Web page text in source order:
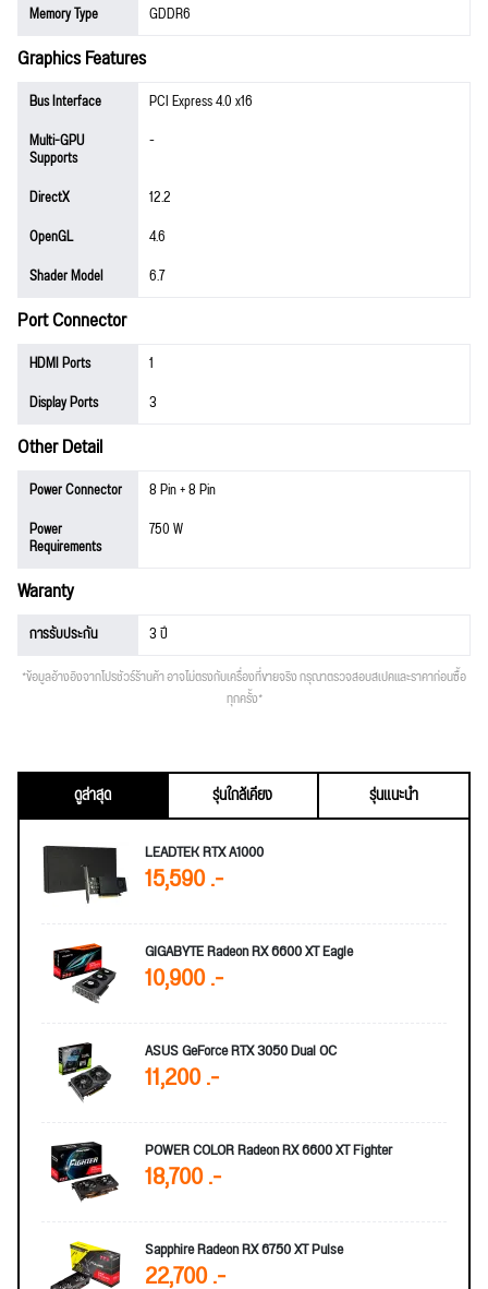
Memory Type
GDDR6
Graphics Features
Bus Interface
PCI Express 4.0 x16
Multi-GPU
Supports
-
DirectX
12.2
OpenGL
4.6
Shader Model
6.7
Port Connector
HDMI Ports
1
Display Ports
3
Other Detail
Power Connector
8 Pin + 8 Pin
Power
Requirements
750 W
Waranty
การรับประกัน 3 ปี
*ข้อมูลอ้างอิงจากโปรชัวร์ร้านค้า อาจไม่ตรงกับเครื่องที่ขายจริง กรุณาตรวจสอบสเปคและราคาก่อนซื้อ
ทุกครั้ง*
ดูล่าสุด รุ่นใกล้เคียง
รุ่นแนะนำ
LEADTEK RTX A1000
15,590 .-
GIGABYTE Radeon RX 6600 XT Eagle
10,900 .-
ASUS GeForce RTX 3050 Dual OC
11,200 .-
POWER COLOR Radeon RX 6600 XT Fighter
18,700 .-
Sapphire Radeon RX 6750 XT Pulse
22,700 .-